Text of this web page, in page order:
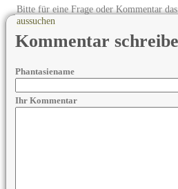
Bitte für eine Frage oder Kommentar
aussuchen
Kommentar
Phantasiename
Ihr Kommentar